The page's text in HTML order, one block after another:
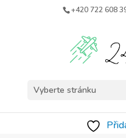
+420 722 608
Vyberte stránku